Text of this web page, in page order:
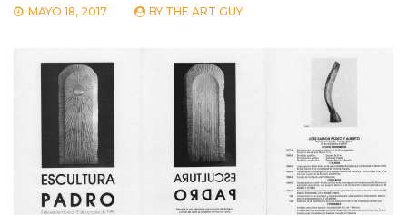
MAYO 18, 2017 BY THE ART GUY